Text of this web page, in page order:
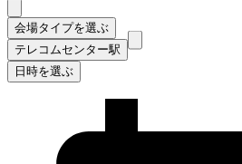
会場タイプを選ぶ
テレコムセンター駅
日時を選ぶ